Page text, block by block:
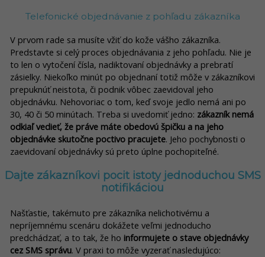
Telefonické objednávanie z pohľadu zákazníka
V prvom rade sa musíte vžiť do kože vášho zákazníka.
Predstavte si celý proces objednávania z jeho pohľadu. Nie je
to len o vytočení čísla, nadiktovaní objednávky a prebratí
zásielky. Niekoľko minút po objednaní totiž môže v zákazníkovi
prepuknúť neistota, či podnik vôbec zaevidoval jeho
objednávku. Nehovoriac o tom, keď svoje jedlo nemá ani po
30, 40 či 50 minútach. Treba si uvedomiť jedno: zákazník nemá
odkiaľ vedieť, že práve máte obedovú špičku a na jeho
objednávke skutočne poctivo pracujete. Jeho pochybnosti o
zaevidovaní objednávky sú preto úplne pochopiteľné.
Dajte zákazníkovi pocit istoty jednoduchou SMS
notifikáciou
Našťastie, takémuto pre zákazníka nelichotivému a
nepríjemnému scenáru dokážete veľmi jednoducho
predchádzať, a to tak, že ho informujete o stave objednávky
cez SMS správu. V praxi to môže vyzerať nasledujúco: